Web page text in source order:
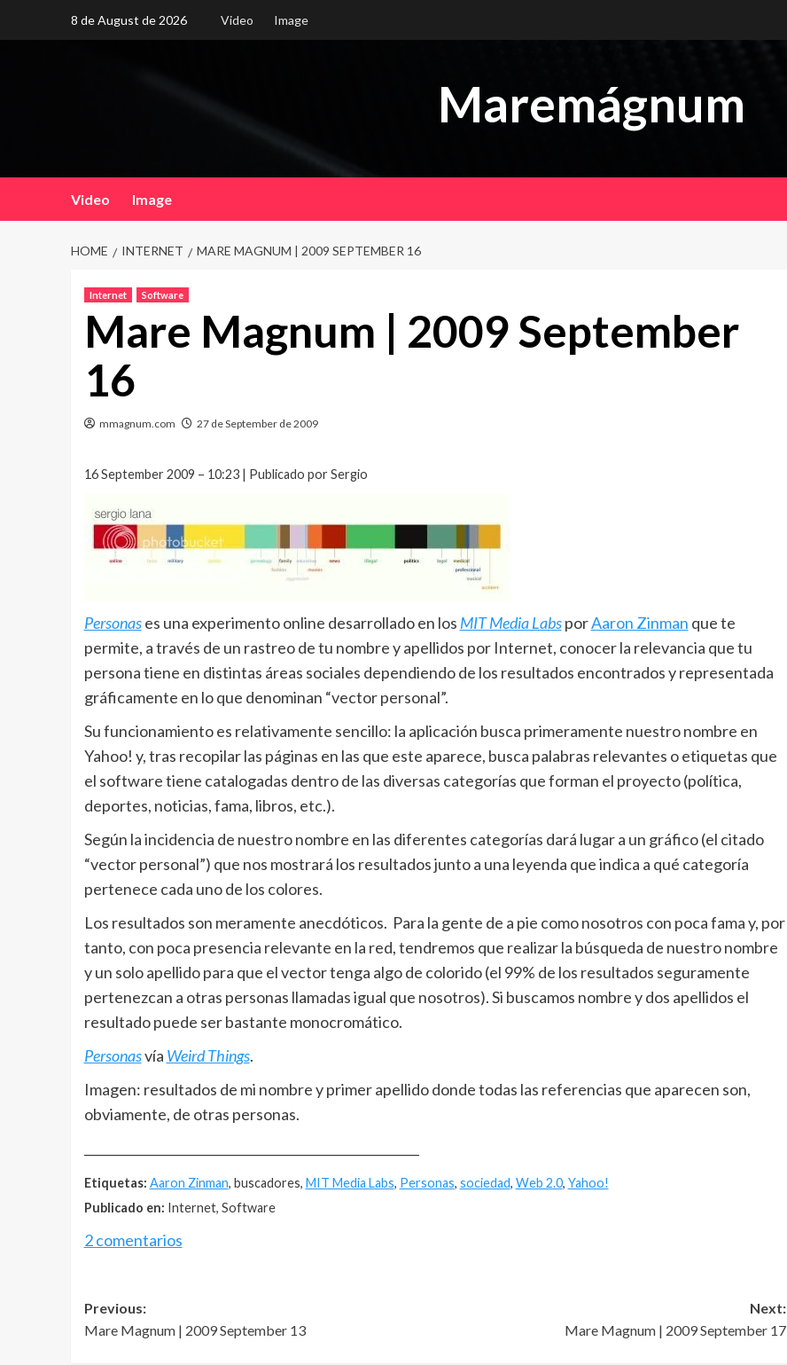
8 de August de 2026 Video Image
Maremágnum
Video Image
HOME INTERNET MARE MAGNUM | 2009 SEPTEMBER 16
Internet Software
Mare Magnum | 2009 September
16
mmagnum.com 27 de September de 2009
16 September 2009 – 10:23 | Publicado por Sergio
Personases una experimento online desarrollado en los MIT Media LabsporAaron Zinman que te
permite, a través de un rastreo de tu nombre y apellidos por Internet, conocer la relevancia que tu
persona tiene en distintas áreas sociales dependiendo de los resultados encontrados y representada
gráficamente en lo que denominan “vector personal”.
Su funcionamiento es relativamente sencillo: la aplicación busca primeramente nuestro nombre en
Yahoo! y, tras recopilar las páginas en las que este aparece, busca palabras relevantes o etiquetas que
el software tiene catalogadas dentro de las diversas categorías que forman el proyecto (política,
deportes, noticias, fama, libros, etc.).
Según la incidencia de nuestro nombre en las diferentes categorías dará lugar a un gráfico (el citado
“vector personal”) que nos mostrará los resultados junto a una leyenda que indica a qué categoría
pertenece cada uno de los colores.
Los resultados son meramente anecdóticos. Para la gente de a pie como nosotros con poca fama y, por
tanto, con poca presencia relevante en la red, tendremos que realizar la búsqueda de nuestro nombre
y un solo apellido para que el vector tenga algo de colorido (el 99% de los resultados seguramente
pertenezcan a otras personas llamadas igual que nosotros). Si buscamos nombre y dos apellidos el
resultado puede ser bastante monocromático.
Personasvía Weird Things.
Imagen: resultados de mi nombre y primer apellido donde todas las referencias que aparecen son,
obviamente, de otras personas.
Etiquetas: Aaron Zinman, buscadores, MIT Media Labs, Personas, sociedad, Web 2.0, Yahoo!
Publicado en: Internet, Software
2 comentarios
Post
navigation
Previous:
Mare Magnum | 2009 September 13
Next:
Mare Magnum | 2009 September 17